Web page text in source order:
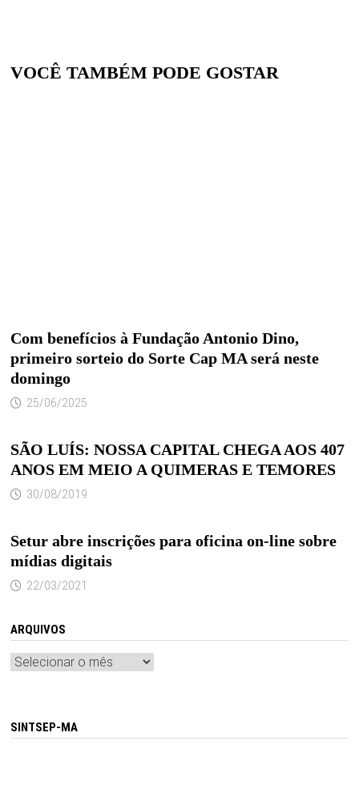
VOCÊ TAMBÉM PODE GOSTAR
Com benefícios à Fundação Antonio Dino,
primeiro sorteio do Sorte Cap MA será neste
domingo
25/06/2025
SÃO LUÍS: NOSSA CAPITAL CHEGA AOS 407
ANOS EM MEIO A QUIMERAS E TEMORES
30/08/2019
Setur abre inscrições para oficina on-line sobre
mídias digitais
22/03/2021
ARQUIVOS
Arquivos
SINTSEP-MA